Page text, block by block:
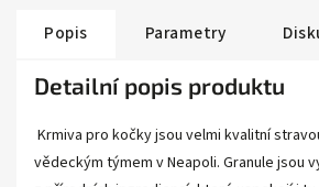
Popis Parametry
Detailní popis produktu
Krmiva pro kočky jsou velmi kvalitní
vědeckým týmem v Neapoli. Granule jsou